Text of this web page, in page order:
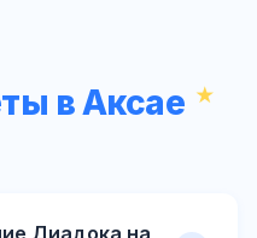
в Аксае